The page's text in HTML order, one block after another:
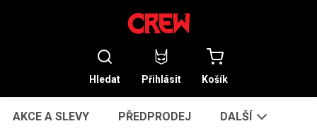
Hledat Přihlásit Košík
AKCE A SLEVY PŘEDPRODEJ DALŠÍ